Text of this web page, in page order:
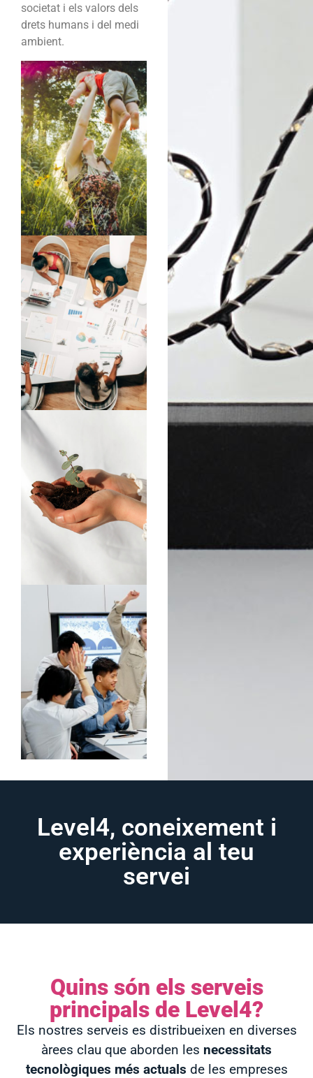
societat i els valors dels
drets humans i del medi
ambient.
Level4, coneixement i
experiència al teu
servei
Quins són els serveis
principals de Level4?
Els nostres serveis es distribueixen en diverses
àrees clau que aborden les necessitats
tecnològiques més actuals de les empreses